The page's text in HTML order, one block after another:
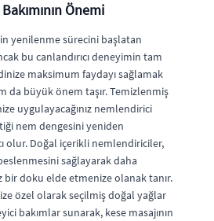
Önemi
yenilenme sürecini başlatan
bu canlandırıcı deneyimin tam
maksimum faydayı sağlamak
da büyük önem taşır. Temizlenmiş
uygulayacağınız nemlendirici
nem dengesini yeniden
olur. Doğal içerikli nemlendiriciler,
sağlayarak daha
doku elde etmenize olanak tanır.
özel olarak seçilmiş doğal yağlar
bakımlar sunarak, kese masajının